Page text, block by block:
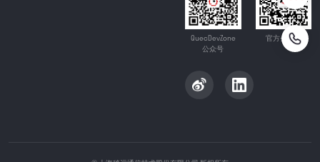
QuecDevZone
公众号
官方公众号